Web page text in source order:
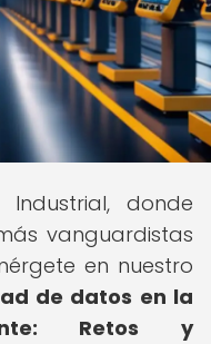
Industrial, donde
vanguardistas
en nuestro
de datos en la
Retos y